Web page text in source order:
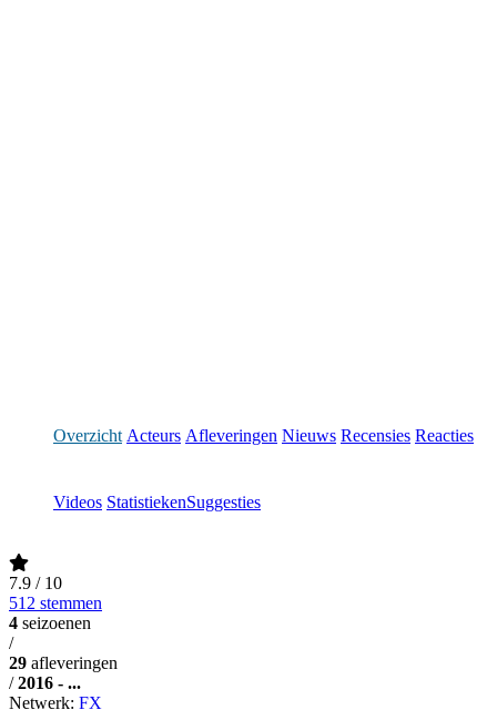
Overzicht Acteurs Afleveringen Nieuws Recensies Reacties
Videos StatistiekenSuggesties
7.9 / 10
512 stemmen
4 seizoenen
/
29 afleveringen
/ 2016 - ...
Netwerk: FX